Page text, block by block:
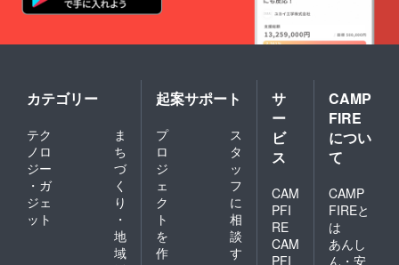
ルや注
意書き
をご確
さ
い。」
カテゴリー
テク
ノロ
ジー
・ガ
ジェ
ット
ま
ち
づ
く
り
・
地
域
起案サポート
プ
ロ
ジ
ェ
ク
ト
を
作
ス
タ
ッ
フ
に
相
談
す
サ
ー
ビ
ス
CAM
PFI
RE
CAM
PFI
CAMP
FIRE
につい
て
CAMP
FIREと
は
あんし
ん・安